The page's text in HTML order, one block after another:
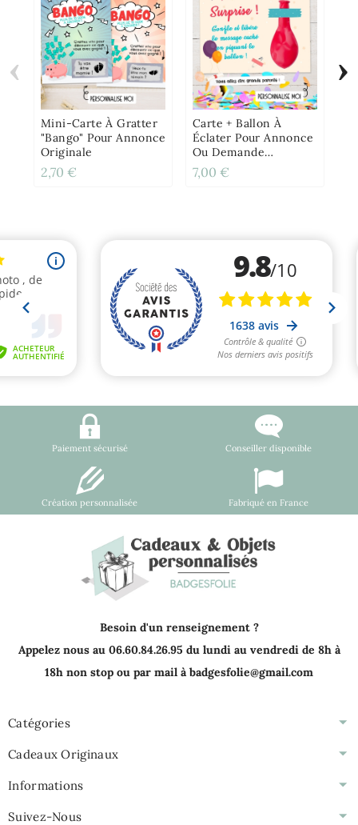
Mini-Carte À Gratter
"Bango" Pour Annonce
Originale
2,70 €
Carte + Ballon À
Éclater Pour Annonce
Ou Demande
Originale
7,00 €
6
‹ ›
Paiement sécurisé Conseiller disponible
Création personnalisée Fabriqué en France
Besoin d'un renseignement ?
Appelez nous au 06.60.84.26.95 du lundi au vendredi de 8h à
18h non stop ou par mail à badgesfolie@gmail.com
Catégories
Cadeaux Originaux
Informations
Suivez-Nous